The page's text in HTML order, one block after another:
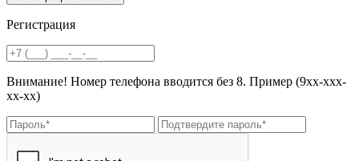
Регистрация
Внимание! Номер телефона вводится без 8. Пример (9хх-ххх-
хх-хх)